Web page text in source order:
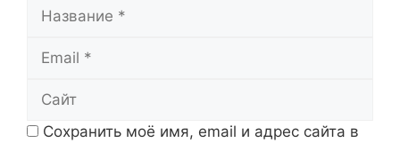
Сохранить моё имя, email и адрес сайта в